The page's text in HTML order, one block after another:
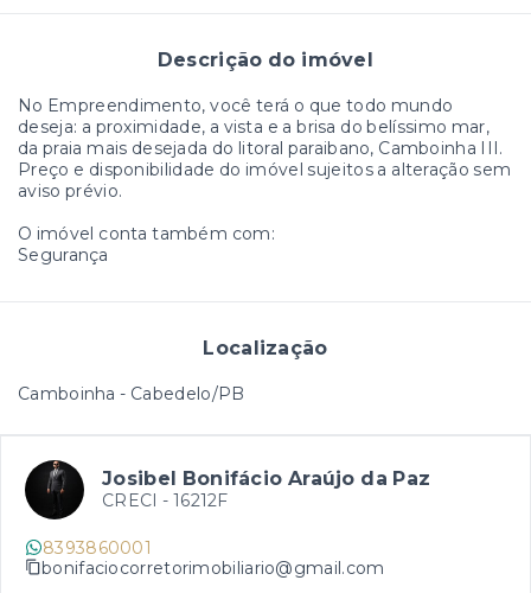
Descrição do imóvel
No Empreendimento, você terá o que todo mundo
deseja: a proximidade, a vista e a brisa do belíssimo mar,
da praia mais desejada do litoral paraibano, Camboinha III.
Preço e disponibilidade do imóvel sujeitos a alteração sem
aviso prévio.
O imóvel conta também com:
Segurança
Localização
Camboinha - Cabedelo/PB
Josibel Bonifácio Araújo da Paz
CRECI - 16212F
8393860001
bonifaciocorretorimobiliario@gmail.com